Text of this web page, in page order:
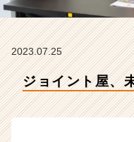
イ
ム
ベ
2023.07.25
ジョイント屋、